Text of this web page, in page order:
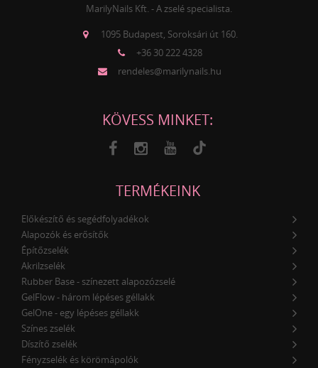
MarilyNails Kft. - A zselé specialista.
1095 Budapest, Soroksári út 160.
+36 30 222 4328
rendeles@marilynails.hu
KÖVESS MINKET:
TERMÉKEINK
Előkészítő és segédfolyadékok
Alapozók és erősítők
Építőzselék
Akrilzselék
Rubber Base - színezett alapozózselé
GelFlow - három lépéses géllakk
GelOne - egy lépéses géllakk
Színes zselék
Díszítő zselék
Fényzselék és körömápolók